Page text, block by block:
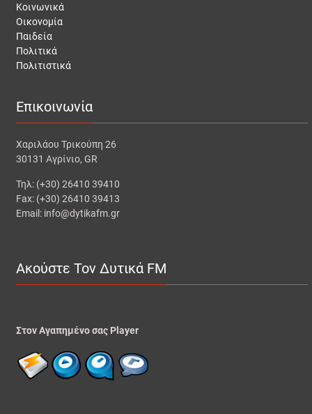
Κοινωνικά
Οικονομία
Παιδεία
Πολιτικά
Πολιτιστικά
Επικοινωνία
Χαριλάου Τρικούπη 26
30131 Αγρίνιο, GR
Τηλ: (+30) 26410 39410
Fax: (+30) 26410 39413
Email: info@dytikafm.gr
Ακούστε Τον Δυτικά FM
Στον Αγαπημένο σας Player